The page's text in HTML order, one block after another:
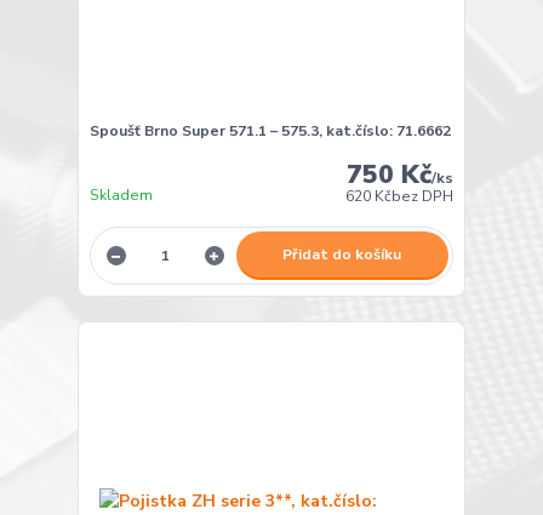
Spoušť Brno Super 571.1 – 575.3, kat.číslo: 71.6662
750 Kč/ks
620 Kčbez DPH
Skladem
Přidat do košíku